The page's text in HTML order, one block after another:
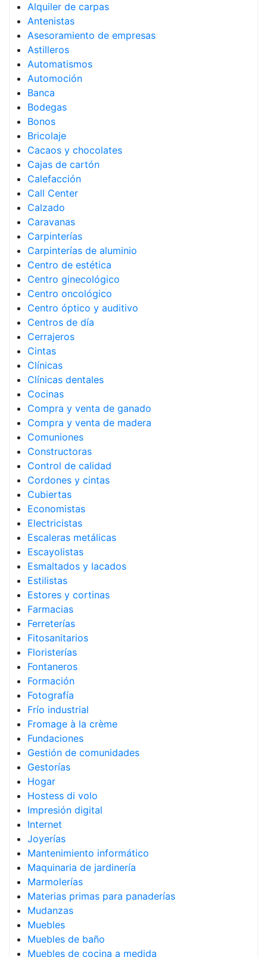
Alquiler de carpas
Antenistas
Asesoramiento de empresas
Astilleros
Automatismos
Automoción
Banca
Bodegas
Bonos
Bricolaje
Cacaos y chocolates
Cajas de cartón
Calefacción
Call Center
Calzado
Caravanas
Carpinterías
Carpinterías de aluminio
Centro de estética
Centro ginecológico
Centro oncológico
Centro óptico y auditivo
Centros de día
Cerrajeros
Cintas
Clínicas
Clínicas dentales
Cocinas
Compra y venta de ganado
Compra y venta de madera
Comuniones
Constructoras
Control de calidad
Cordones y cintas
Cubiertas
Economistas
Electricistas
Escaleras metálicas
Escayolistas
Esmaltados y lacados
Estilistas
Estores y cortinas
Farmacias
Ferreterías
Fitosanitarios
Floristerías
Fontaneros
Formación
Fotografía
Frío industrial
Fromage à la crème
Fundaciones
Gestión de comunidades
Gestorías
Hogar
Hostess di volo
Impresión digital
Internet
Joyerías
Mantenimiento informático
Maquinaria de jardinería
Marmolerías
Materias primas para panaderías
Mudanzas
Muebles
Muebles de baño
Muebles de cocina a medida